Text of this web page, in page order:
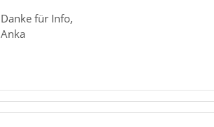
Danke für Info,
Anka